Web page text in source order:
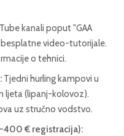
kanali poput "GAA
besplatne video-tutorijale.
o tehnici.
Tjedni hurling kampovi u
ljeta (lipanj-kolovoz).
uz stručno vodstvo.
400 € registracija):